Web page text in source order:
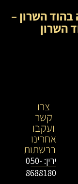
בהוד השרון –
השרון
צרו
קשר
ועקבו
אחרינו
ברשתות
ירין: 050-
8688180